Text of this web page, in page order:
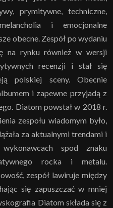
prymitywne, techniczne,
i emocjonalne
obecne. Zespół po wydaniu
na rynku również w wersji
recenzji i stał się
polskiej sceny. Obecnie
i zapewne przyjadą z
Diatom powstał w 2018 r.
zespołu wiadomym było,
za aktualnymi trendami i
spod znaku
rocka i metalu.
zespół lawiruje między
się zapuszczać w mniej
Diatom składa się z